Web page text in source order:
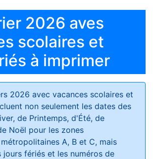
2026 aves
scolaires et
à imprimer
2026 avec vacances scolaires et
non seulement les dates des
de Printemps, d'Été, de
Noël pour les zones
A, B et C, mais
jours fériés et les numéros de